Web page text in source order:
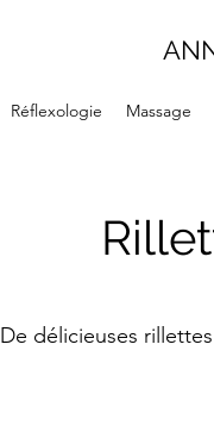
Réflexologie Massage
De délicieuses